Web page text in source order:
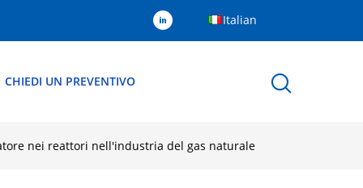
Italian
CHIEDI UN PREVENTIVO
nei reattori nell'industria del gas naturale